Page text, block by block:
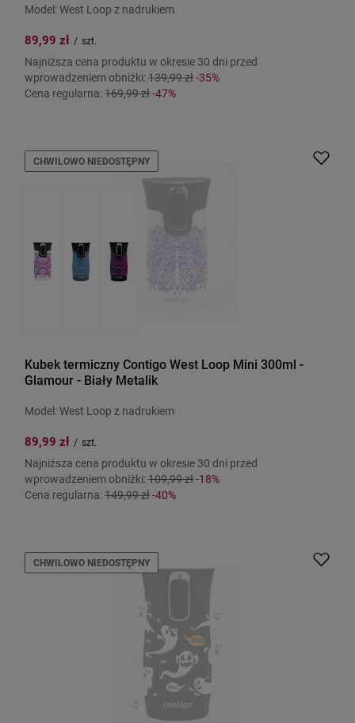
Model: West Loop z nadrukiem
89,99 zł / szt.
Najniższa cena produktu w okresie 30 dni przed
wprowadzeniem obniżki:139,99 zł-35%
Cena regularna:169,99 zł-47%
CHWILOWO NIEDOSTĘPNY
Kubek termiczny Contigo West Loop Mini 300ml -
Glamour - Biały Metalik
Model: West Loop z nadrukiem
89,99 zł / szt.
Najniższa cena produktu w okresie 30 dni przed
wprowadzeniem obniżki:109,99 zł-18%
Cena regularna:149,99 zł-40%
CHWILOWO NIEDOSTĘPNY